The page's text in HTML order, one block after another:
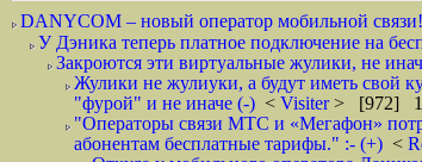
DANYCOM – новый оператор мобильной связи!
У Дэника теперь платное подключение на
Закроются эти виртуальные жулики, не
Жулики не жулиуки, а будут иметь свой
"фурой" и не иначе (-) < Visiter> [972]
"Операторы связи МТС и «Мегафон»
абонентам бесплатные тарифы." :- (+) <